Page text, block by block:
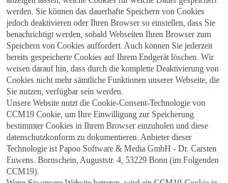
werden. Sie können das dauerhafte Speichern von Cookies
jedoch deaktivieren oder Ihren Browser so einstellen, dass Sie
benachrichtigt werden, sobald Webseiten Ihren Browser zum
Speichern von Cookies auffordert. Auch können Sie jederzeit
bereits gespeicherte Cookies auf Ihrem Endgerät löschen. Wir
weisen darauf hin, dass durch die komplette Deaktivierung von
Cookies nicht mehr sämtliche Funktionen unserer Webseite, die
Sie nutzen, verfügbar sein werden.
Unsere Website nutzt die Cookie-Consent-Technologie von
CCM19 Cookie, um Ihre Einwilligung zur Speicherung
bestimmter Cookies in Ihrem Browser einzuholen und diese
datenschutzkonform zu dokumentieren. Anbieter dieser
Technologie ist Papoo Software & Media GmbH - Dr. Carsten
Euwens. Bornschein, Auguststr. 4, 53229 Bonn (im Folgenden
CCM19).